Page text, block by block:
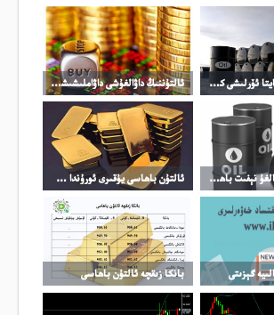
ماي باھاسىنىڭ قايتا ئۆرلىشى كۈمۈش باھاسىنىڭ ئۆرلىشىنى چەكلىدى ئالتۇننىڭ داۋالغۇشى داۋاملىشىشى مۇمكىن
سۆھبەتتىكى توسالغۇ نېفىت باھاسىنىڭ ئۆرلىشىگە تىرەك بولدى ئالتۇن باھاسى يۇقىرى ئورۇندا چىڭ تۇرماقتا
بانكا زىقچە ئالتۇن باھاسى